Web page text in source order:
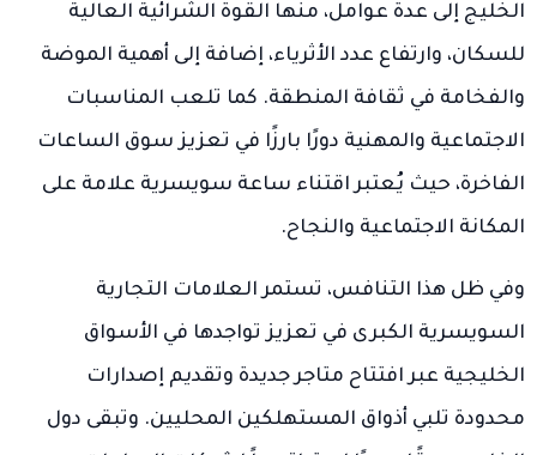
الخليج إلى عدة عوامل، منها القوة الشرائية العالية
للسكان، وارتفاع عدد الأثرياء، إضافة إلى أهمية الموضة
والفخامة في ثقافة المنطقة. كما تلعب المناسبات
الاجتماعية والمهنية دورًا بارزًا في تعزيز سوق الساعات
الفاخرة، حيث يُعتبر اقتناء ساعة سويسرية علامة على
المكانة الاجتماعية والنجاح.
وفي ظل هذا التنافس، تستمر العلامات التجارية
السويسرية الكبرى في تعزيز تواجدها في الأسواق
الخليجية عبر افتتاح متاجر جديدة وتقديم إصدارات
محدودة تلبي أذواق المستهلكين المحليين. وتبقى دول